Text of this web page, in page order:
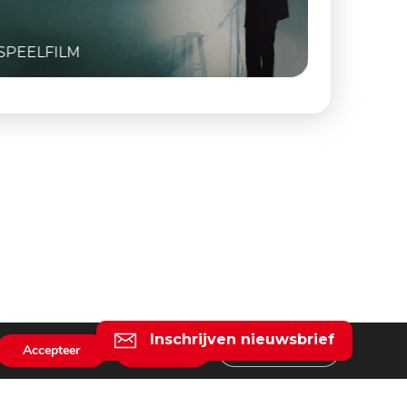
Inschrijven nieuwsbrief
Accepteer Weiger Instellingen